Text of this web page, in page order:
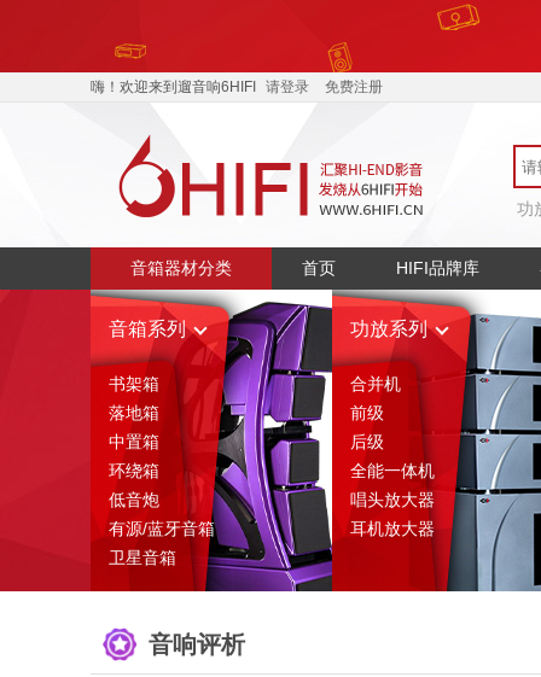
嗨！欢迎来到遛音响6HIFI 请登录 免费注册
功
音箱器材分类 首页 HIFI品牌库
音箱系列
书架箱
落地箱
中置箱
环绕箱
低音炮
有源/蓝牙音箱
卫星音箱
功放系列
合并机
前级
后级
全能一体机
唱头放大器
耳机放大器
音响评析